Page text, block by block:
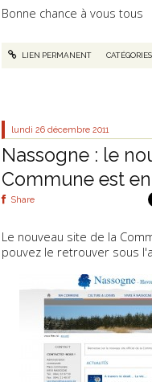
Bonne chance à vous tous
LIEN PERMANENT
lundi 26 décembre 2011
Nassogne : le
Commune est
Share
Le nouveau site de la
pouvez le retrouver sous